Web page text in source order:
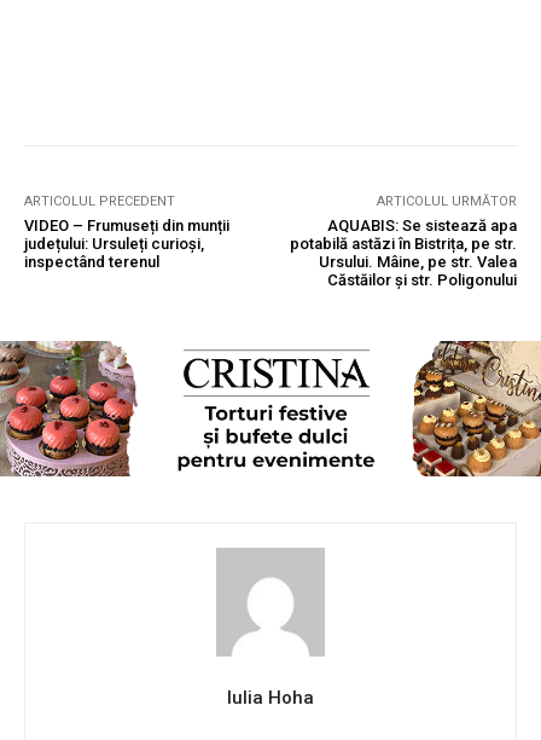
ARTICOLUL PRECEDENT
VIDEO – Frumuseți din munții
județului: Ursuleți curioși,
inspectând terenul
ARTICOLUL URMĂTOR
AQUABIS: Se sistează apa
potabilă astăzi în Bistrița, pe str.
Ursului. Mâine, pe str. Valea
Căstăilor și str. Poligonului
Iulia Hoha